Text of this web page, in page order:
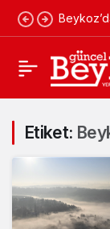
Etiket: